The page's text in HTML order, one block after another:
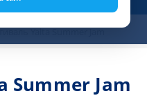
Summer Jam